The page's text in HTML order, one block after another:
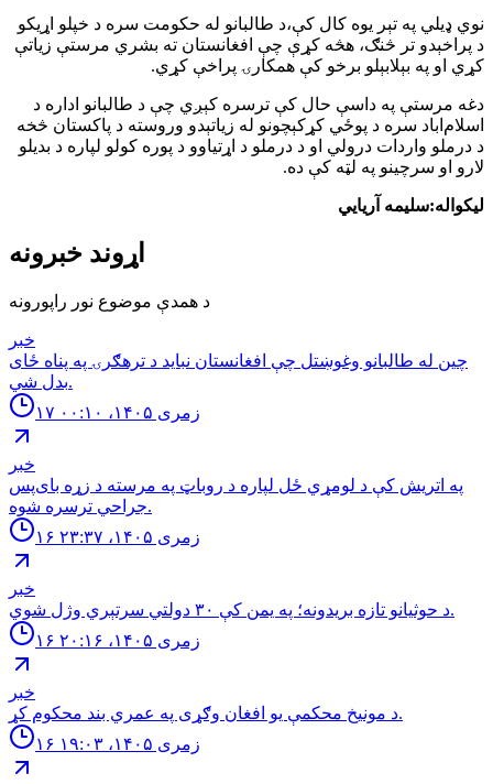
نوي ډیلي په تېر یوه کال کې،د طالبانو له حکومت سره د خپلو اړیکو
د پراخېدو تر څنګ، هڅه کړې چې افغانستان ته بشري مرستې زیاتې
کړي او په بېلابېلو برخو کې همکارۍ پراخې کړي.
دغه مرستې په داسې حال کې ترسره کېږي چې د طالبانو اداره د
اسلام‌اباد سره د پوځي کړکېچونو له زیاتېدو وروسته د پاکستان څخه
د درملو واردات درولي او د درملو د اړتیاوو د پوره کولو لپاره د بدیلو
لارو او سرچینو په لټه کې ده.
لیکواله:سلیمه آریایي
اړوند خبرونه
د همدې موضوع نور راپورونه
خبر
چین له طالبانو وغوښتل چې افغانستان نباید د ترهګرۍ په پناه ځای
بدل شي.
۱۷ زمری ۱۴۰۵، ۰۰:۱۰
خبر
په اتریش کې د لومړي ځل لپاره د روباټ په مرسته د زړه بای‌پس
جراحي ترسره شوه.
۱۶ زمری ۱۴۰۵، ۲۳:۳۷
خبر
د حوثيانو تازه بريدونه؛ په يمن كې ٣٠ دولتي سرتېري وژل شوي.
۱۶ زمری ۱۴۰۵، ۲۰:۱۶
خبر
د مونیخ محکمې یو افغان وګړی په عمري بند محکوم کړ.
۱۶ زمری ۱۴۰۵، ۱۹:۰۳